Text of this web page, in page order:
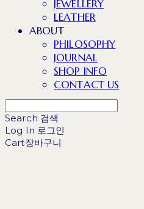
JEWELLERY
LEATHER
ABOUT
PHILOSOPHY
JOURNAL
SHOP INFO
CONTACT US
Search 검색
Log In 로그인
Cart장바구니